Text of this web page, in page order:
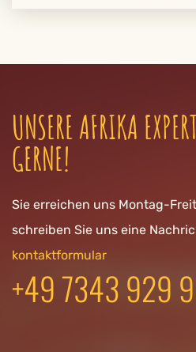
UNSERE AFRIKA
GERNE!
Sie erreichen uns Montag-
schreiben Sie uns eine
kontaktformular
+49 7343 929